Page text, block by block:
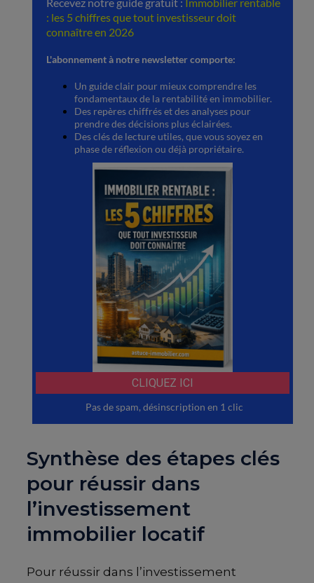
Synthèse des étapes clés
pour réussir dans
l’investissement
immobilier locatif
Pour réussir dans l’investissement